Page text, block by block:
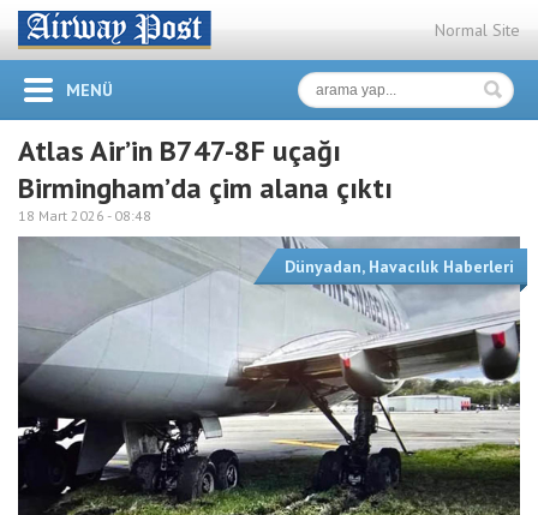
Normal Site
MENÜ
Atlas Air’in B747-8F uçağı
Birmingham’da çim alana çıktı
18 Mart 2026 - 08:48
Dünyadan, Havacılık Haberleri